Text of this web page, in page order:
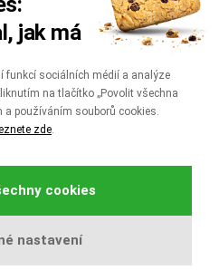
jak má
funkcí sociálních médií a analýze
na tlačítko „Povolit všechna
používáním souborů cookies.
zde.
nastavení
cookies